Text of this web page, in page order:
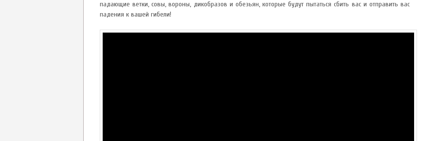
падающие ветки, совы, вороны, дикобразов и обезьян, которые будут пытаться сбить вас и отправить вас
падения к вашей гибели!